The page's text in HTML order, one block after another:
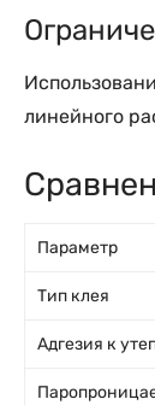
линейного
Параметр
Тип клея
Адгезия к